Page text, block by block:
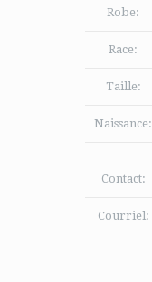
Robe:
Race:
Taille:
Naissance:
Contact:
Courriel: